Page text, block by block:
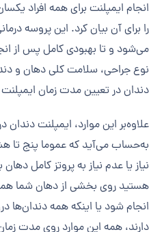
انجام ایمپلنت برای همه افراد
را برای آن بیان کرد. این پروسه
می‌شود و تا بهبودی کامل پس از
نوع جراحی، سلامت کلی دهان و
دندان در تعیین مدت زمان
علاوه‌بر این موارد، ایمپلنت
به‌حساب می‌آید که عموما پنج تا
نیاز یا عدم نیاز به پروتز کامل
هستید روی بخشی از دهان شما
انجام شود یا اینکه همه دندان‌ها
دارند، همه این موارد روی مدت